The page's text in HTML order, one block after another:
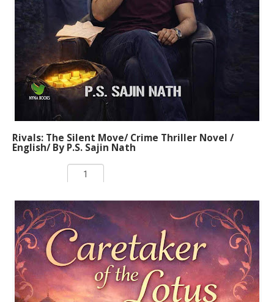
സാഹിത്യകാരനുമായ ശ്രീ പിസി റോക്കി ഒരുക്കിയ
രസകരമായ കഥകളുടെ സമാഹാരം
P.C.Rockey (About the author)
Rivals: The Silent Move/ Crime Thriller Novel /
English/ By P.S. Sajin Nath